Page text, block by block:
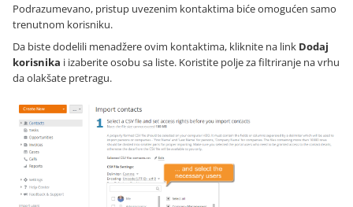
Podrazumevano, pristup uvezenim kontaktima biće omogućen samo
trenutnom korisniku.
Da biste dodelili menadžere ovim kontaktima, kliknite na link Dodaj
korisnika i izaberite osobu sa liste. Koristite polje za filtriranje na vrhu
da olakšate pretragu.